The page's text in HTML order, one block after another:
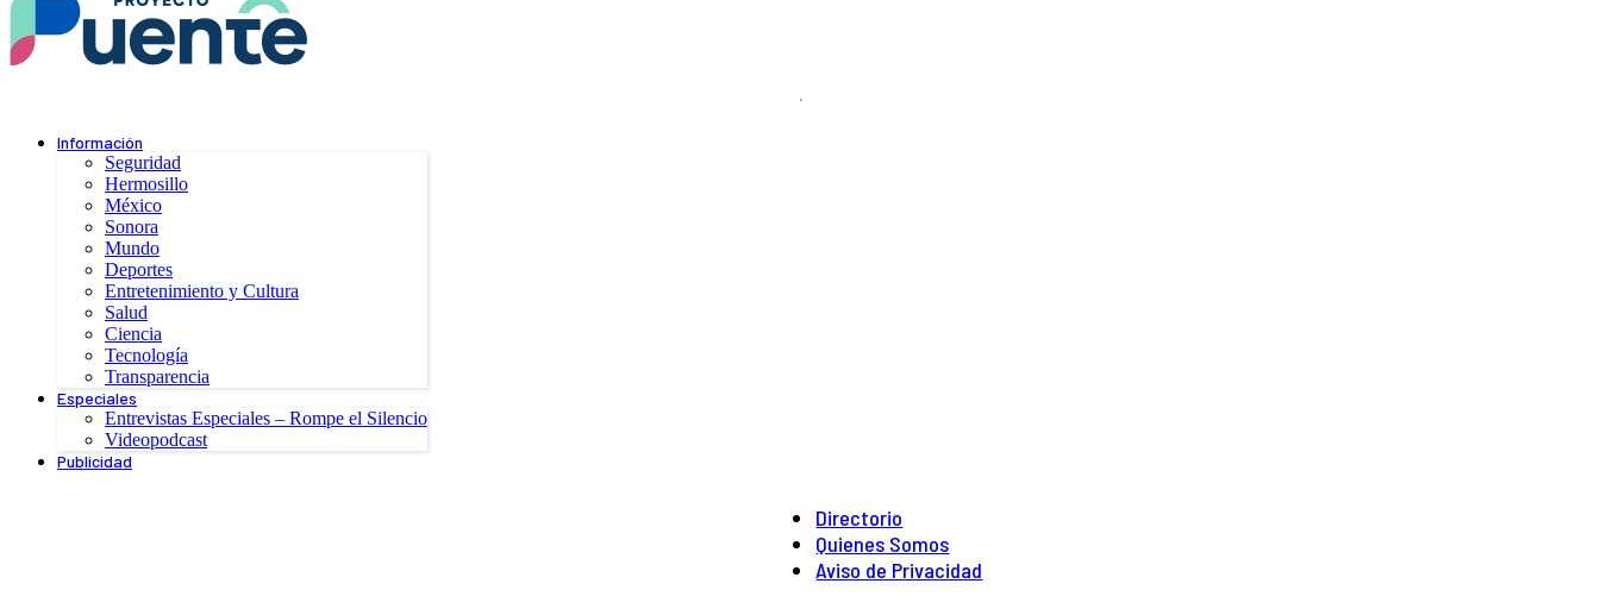
.
Información
Seguridad
Hermosillo
México
Sonora
Mundo
Deportes
Entretenimiento y Cultura
Salud
Ciencia
Tecnología
Transparencia
Especiales
Entrevistas Especiales – Rompe el Silencio
Videopodcast
Publicidad
Directorio
Quienes Somos
Aviso de Privacidad